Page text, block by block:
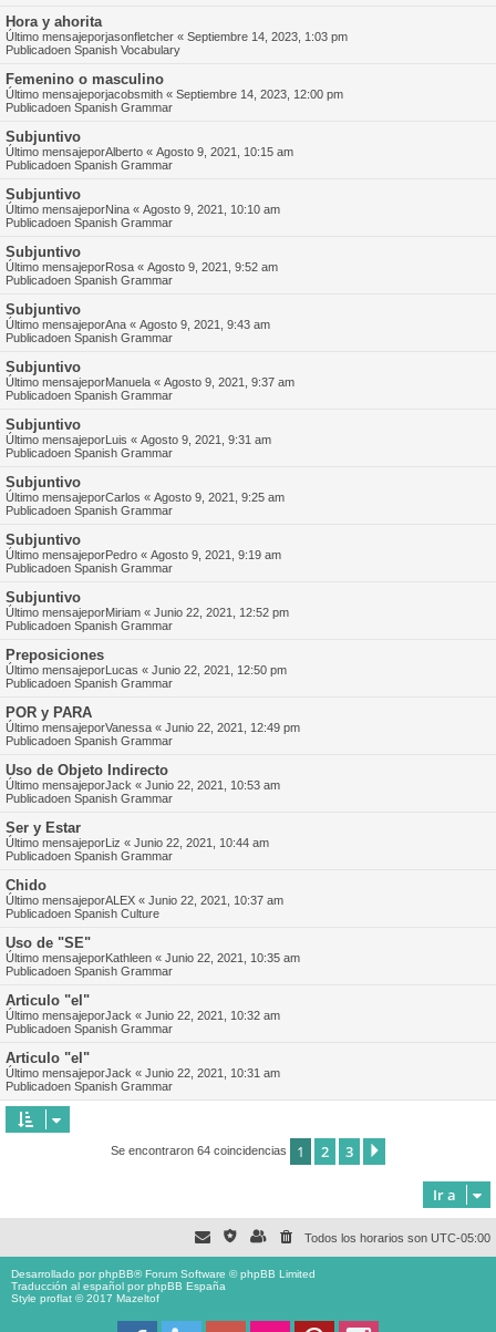
Hora y ahorita
Último mensajeporjasonfletcher « Septiembre 14, 2023, 1:03 pm
Publicadoen Spanish Vocabulary
Femenino o masculino
Último mensajeporjacobsmith « Septiembre 14, 2023, 12:00 pm
Publicadoen Spanish Grammar
Subjuntivo
Último mensajeporAlberto « Agosto 9, 2021, 10:15 am
Publicadoen Spanish Grammar
Subjuntivo
Último mensajeporNina « Agosto 9, 2021, 10:10 am
Publicadoen Spanish Grammar
Subjuntivo
Último mensajeporRosa « Agosto 9, 2021, 9:52 am
Publicadoen Spanish Grammar
Subjuntivo
Último mensajeporAna « Agosto 9, 2021, 9:43 am
Publicadoen Spanish Grammar
Subjuntivo
Último mensajeporManuela « Agosto 9, 2021, 9:37 am
Publicadoen Spanish Grammar
Subjuntivo
Último mensajeporLuis « Agosto 9, 2021, 9:31 am
Publicadoen Spanish Grammar
Subjuntivo
Último mensajeporCarlos « Agosto 9, 2021, 9:25 am
Publicadoen Spanish Grammar
Subjuntivo
Último mensajeporPedro « Agosto 9, 2021, 9:19 am
Publicadoen Spanish Grammar
Subjuntivo
Último mensajeporMiriam « Junio 22, 2021, 12:52 pm
Publicadoen Spanish Grammar
Preposiciones
Último mensajeporLucas « Junio 22, 2021, 12:50 pm
Publicadoen Spanish Grammar
POR y PARA
Último mensajeporVanessa « Junio 22, 2021, 12:49 pm
Publicadoen Spanish Grammar
Uso de Objeto Indirecto
Último mensajeporJack « Junio 22, 2021, 10:53 am
Publicadoen Spanish Grammar
Ser y Estar
Último mensajeporLiz « Junio 22, 2021, 10:44 am
Publicadoen Spanish Grammar
Chido
Último mensajeporALEX « Junio 22, 2021, 10:37 am
Publicadoen Spanish Culture
Uso de "SE"
Último mensajeporKathleen « Junio 22, 2021, 10:35 am
Publicadoen Spanish Grammar
Articulo "el"
Último mensajeporJack « Junio 22, 2021, 10:32 am
Publicadoen Spanish Grammar
Articulo "el"
Último mensajeporJack « Junio 22, 2021, 10:31 am
Publicadoen Spanish Grammar
Se encontraron 64 coincidencias 1 2 3
Ir a
Todos los horarios son UTC-05:00
Desarrollado porphpBB® Forum Software © phpBB Limited
Traducción al español porphpBB España
Style proflat © 2017 Mazeltof